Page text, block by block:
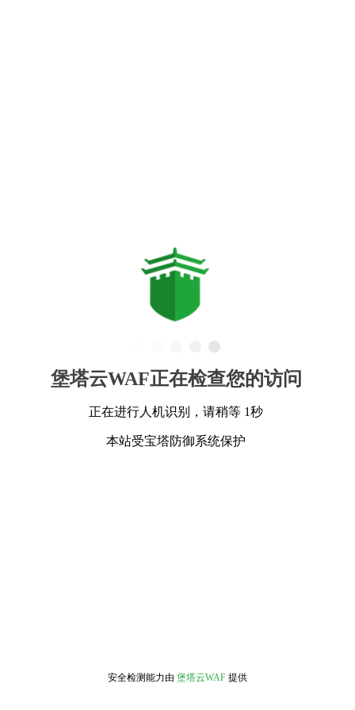
堡塔云WAF正在检查您的访问
正在进行人机识别，请稍等 1秒
本站受宝塔防御系统保护
安全检测能力由 堡塔云WAF 提供